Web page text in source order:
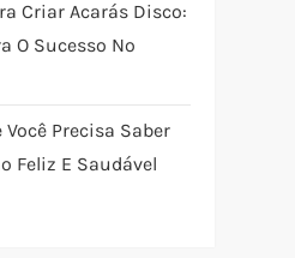
Criar Acarás Disco:
O Sucesso No
Precisa Saber
Feliz E Saudável